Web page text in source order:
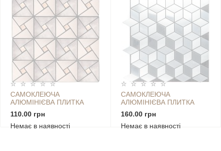
САМОКЛЕЮЧА
АЛЮМІНІЄВА ПЛИТКА
300Х300Х3ММ БЕЖЕВА ЗІ
СТРАЗАМИ SW-00001774
110.00 грн
Немає в наявності
САМОКЛЕЮЧА
АЛЮМІНІЄВА ПЛИТКА
РОМБИ СРІБЛО
300Х300Х3ММ SW-
00001933
160.00 грн
Немає в наявності